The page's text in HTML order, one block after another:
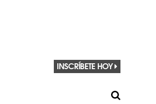
INSCRÍBETE HOY